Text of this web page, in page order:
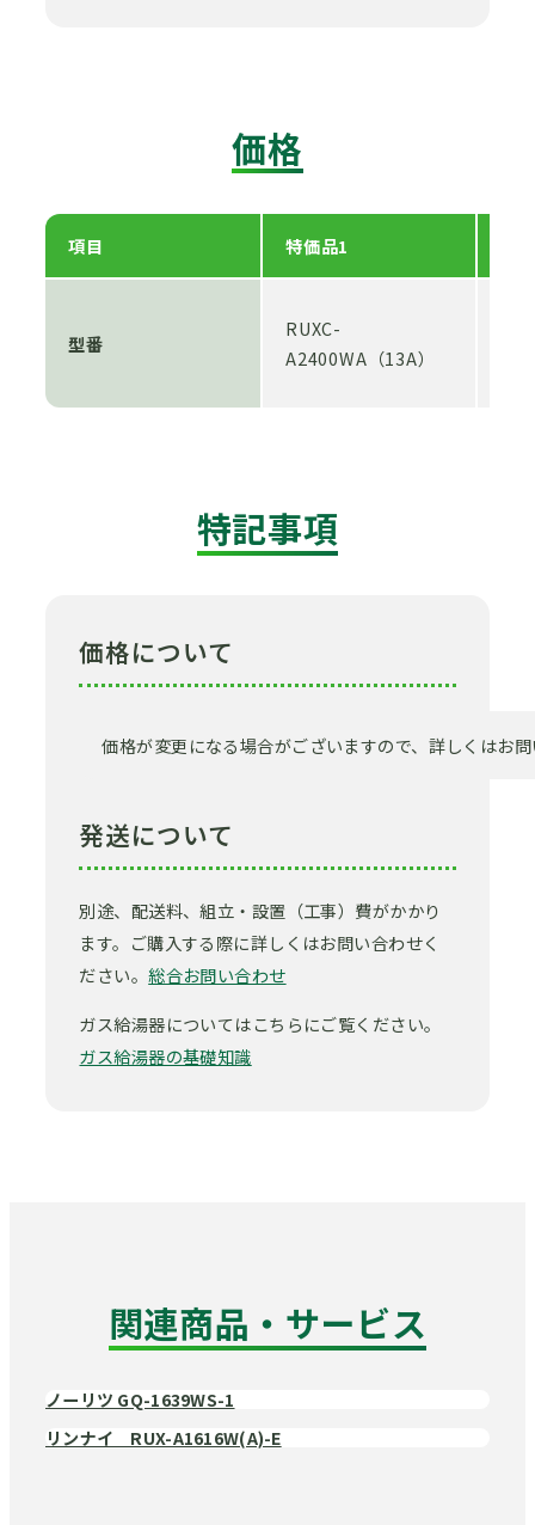
価格
項目 特価品1
型番
RUXC-
A2400WA（13A）
特記事項
価格について
価格が変更になる場合がございますので、詳しくはお
発送について
別途、配送料、組立・設置（工事）費がかかり
ます。ご購入する際に詳しくはお問い合わせく
ださい。総合お問い合わせ
ガス給湯器についてはこちらにご覧ください。
ガス給湯器の基礎知識
関連商品・サービス
ノーリツ GQ-1639WS-1
リンナイ RUX-A1616W(A)-E